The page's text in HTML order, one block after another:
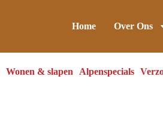
Home Over Ons
Wonen & slapen Alpenspecials